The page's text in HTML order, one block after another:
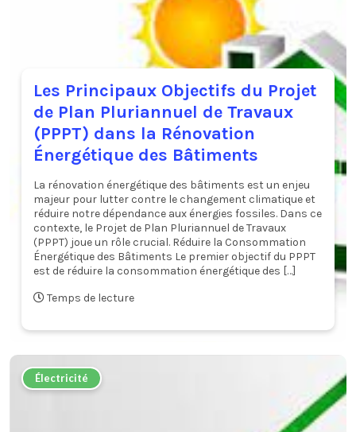
Les Principaux Objectifs du Projet
de Plan Pluriannuel de Travaux
(PPPT) dans la Rénovation
Énergétique des Bâtiments
La rénovation énergétique des bâtiments est un enjeu
majeur pour lutter contre le changement climatique et
réduire notre dépendance aux énergies fossiles. Dans ce
contexte, le Projet de Plan Pluriannuel de Travaux
(PPPT) joue un rôle crucial. Réduire la Consommation
Énergétique des Bâtiments Le premier objectif du PPPT
est de réduire la consommation énergétique des […]
Temps de lecture
Électricité